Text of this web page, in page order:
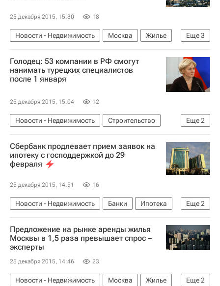
25 декабря 2015, 15:30 18
Еще3
Новости - Недвижимость Москва
Жилье
Москомстройинвест
ЖСК Россия
Голодец: 53 компании в РФ смогут
нанимать турецких специалистов
после 1 января
25 декабря 2015, 15:04 12
Еще2
Новости - Недвижимость
Строительство
Санкции РФ в отношении турецких компаний
Россия
Сбербанк продлевает прием заявок на
ипотеку с господдержкой до 29
февраля
25 декабря 2015, 14:51 16
Еще2
Новости - Недвижимость Банки
Ипотека
Сбербанк России
Россия
Предложение на рынке аренды жилья
Москвы в 1,5 раза превышает спрос –
эксперты
25 декабря 2015, 14:46 23
Еще2
Новости - Недвижимость Москва
Жилье